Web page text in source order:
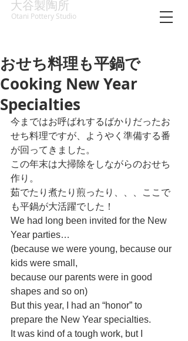
大谷製陶所
Otani Pottery Studio
おせち料理も平鍋で
Cooking New Year
Specialties
今まではお呼ばれするばかりだったお
せち料理ですが、ようやく準備する番
が回ってきました。
この年末は大掃除をしながらのおせち
作り。
茹でたり煮たり煎ったり、、、ここで
も平鍋が大活躍でした！
We had long been invited for the New
Year parties…
(because we were young, because our
kids were small,
because our parents were in good
shapes and so on)
But this year, I had an “honor” to
prepare the New Year specialties.
It was kind of a tough work, but I